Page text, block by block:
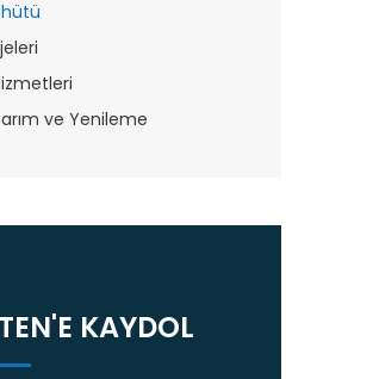
ve Yenileme
KAYDOL